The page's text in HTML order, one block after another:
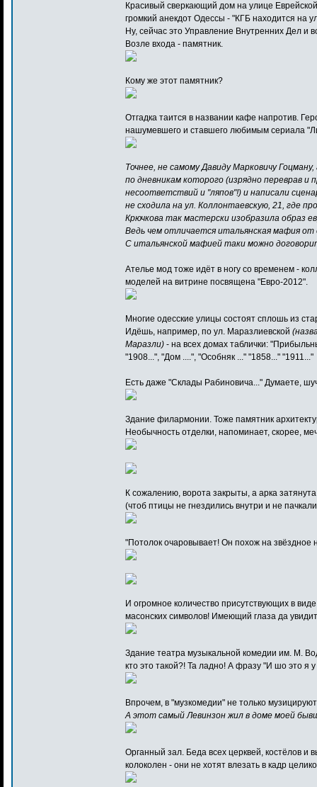
Красивый сверкающий дом на улице
громкий анекдот Одессы - "КГБ находится на
Ну, сейчас это Управление Внутренних Дел и
Возле входа - памятник.
Кому же этот памятник?
Отгадка таится в названии кафе напротив.
нашумевшего и ставшего любимым сериала
Точнее, не самому Давиду Марковичу
по дневникам которого (изрядно переврав и
несоответствий и "ляпов"!) и написали
не сходила на ул. Коллонтаевскую, 21, где
Крючкова так мастерски изобразила образ
Ведь чем отличается итальянская мафия от
С итальянской мафией таки можно
Ателье мод тоже идёт в ногу со временем -
моделей на витрине посвящена "Евро-2012".
Многие одесские улицы состоят сплошь из
Идёшь, например, по ул. Маразлиевской
Маразли) - на всех домах таблички:
"1908...", "Дом ....", "Особняк ..." "1858..." "1911..."
Есть даже "Склады Рабиновича..." Думаете,
Здание филармонии. Тоже памятник
Необычность отделки, напоминает, скорее,
К сожалению, ворота закрыты, а арка затянута
(чтоб птицы не гнездились внутри и не
"Потолок очаровывает! Он похож на звёздное
И огромное количество присутствующих в
масонских символов! Имеющий глаза да
Здание театра музыкальной комедии им. М.
кто это такой?! Та ладно! А фразу "И шо это я
Впрочем, в "музкомедии" не только
А этот самый Левинзон жил в доме моей
Органный зал. Беда всех церквей, костёлов и
колоколен - они не хотят влезать в кадр